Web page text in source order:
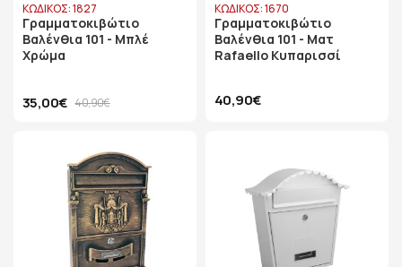
ΚΩΔΙΚΟΣ: 1827
Γραμματοκιβώτιο
Βαλένθια 101 - Μπλέ
Χρώμα
35,00€ 40,90€
ΚΩΔΙΚΟΣ: 1670
Γραμματοκιβώτιο
Βαλένθια 101 - Ματ
Rafaello Κυπαρισσί
40,90€